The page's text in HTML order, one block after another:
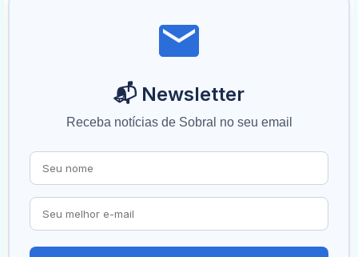
📬 Newsletter
Receba notícias de Sobral no seu email